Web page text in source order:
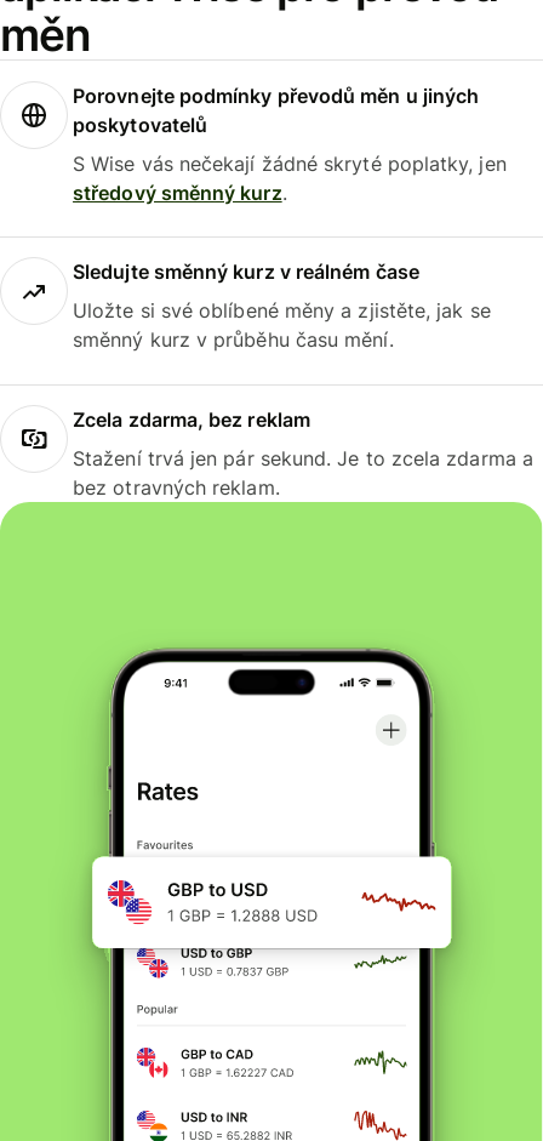
měn
Porovnejte podmínky převodů měn u jiných
poskytovatelů
S Wise vás nečekají žádné skryté poplatky, jen
středový směnný kurz.
Sledujte směnný kurz v reálném čase
Uložte si své oblíbené měny a zjistěte, jak se
směnný kurz v průběhu času mění.
Zcela zdarma, bez reklam
Stažení trvá jen pár sekund. Je to zcela zdarma a
bez otravných reklam.